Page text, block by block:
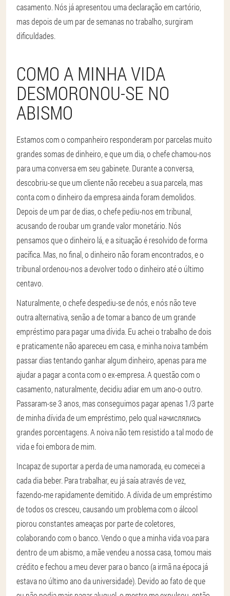
casamento. Nós já apresentou uma declaração em cartório,
mas depois de um par de semanas no trabalho, surgiram
dificuldades.
COMO A MINHA VIDA
DESMORONOU-SE NO
ABISMO
Estamos com o companheiro responderam por parcelas muito
grandes somas de dinheiro, e que um dia, o chefe chamou-nos
para uma conversa em seu gabinete. Durante a conversa,
descobriu-se que um cliente não recebeu a sua parcela, mas
conta com o dinheiro da empresa ainda foram demolidos.
Depois de um par de dias, o chefe pediu-nos em tribunal,
acusando de roubar um grande valor monetário. Nós
pensamos que o dinheiro lá, e a situação é resolvido de forma
pacífica. Mas, no final, o dinheiro não foram encontrados, e o
tribunal ordenou-nos a devolver todo o dinheiro até o último
centavo.
Naturalmente, o chefe despediu-se de nós, e nós não teve
outra alternativa, senão a de tomar a banco de um grande
empréstimo para pagar uma dívida. Eu achei o trabalho de dois
e praticamente não apareceu em casa, e minha noiva também
passar dias tentando ganhar algum dinheiro, apenas para me
ajudar a pagar a conta com o ex-empresa. A questão com o
casamento, naturalmente, decidiu adiar em um ano-o outro.
Passaram-se 3 anos, mas conseguimos pagar apenas 1/3 parte
de minha dívida de um empréstimo, pelo qual начислялись
grandes porcentagens. A noiva não tem resistido a tal modo de
vida e foi embora de mim.
Incapaz de suportar a perda de uma namorada, eu comecei a
cada dia beber. Para trabalhar, eu já saía através de vez,
fazendo-me rapidamente demitido. A dívida de um empréstimo
de todos os cresceu, causando um problema com o álcool
piorou constantes ameaças por parte de coletores,
colaborando com o banco. Vendo o que a minha vida voa para
dentro de um abismo, a mãe vendeu a nossa casa, tomou mais
crédito e fechou a meu dever para o banco (a irmã na época já
estava no último ano da universidade). Devido ao fato de que